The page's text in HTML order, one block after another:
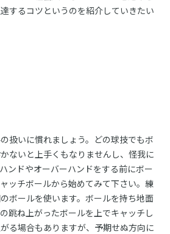
するコツというのを紹介していきたい
扱いに慣れましょう。どの球技でもボ
ないと上手くもなりませんし、怪我に
ンドやオーバーハンドをする前にボー
ッチボールから始めてみて下さい。練
ボールを使います。ボールを持ち地面
跳ね上がったボールを上でキャッチし
る場合もありますが、予期せぬ方向に